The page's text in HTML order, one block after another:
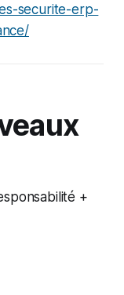
securite-erp-
+